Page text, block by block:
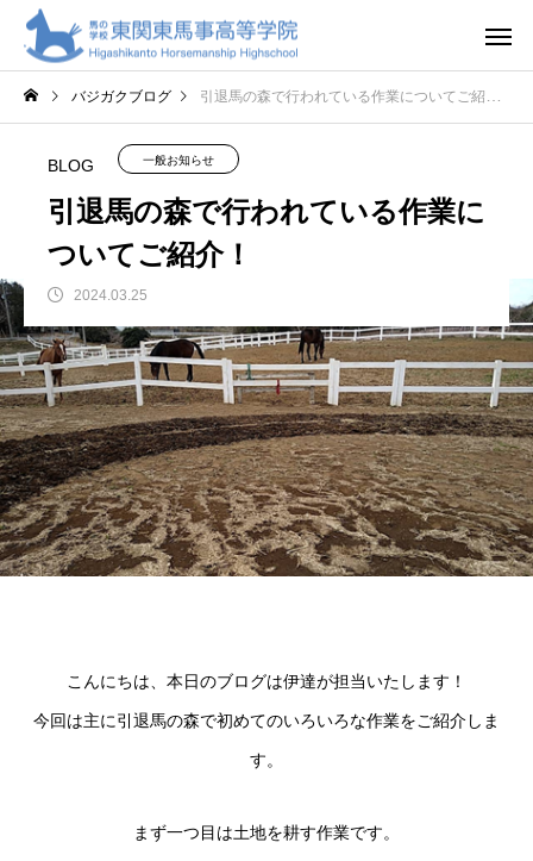
バジガクブログ 引退馬の森で行われている作業についてご紹介！
BLOG 一般お知らせ
引退馬の森で行われている作業に
ついてご紹介！
2024.03.25
こんにちは、本日のブログは伊達が担当いたします！
今回は主に引退馬の森で初めてのいろいろな作業をご紹介しま
す。
まず一つ目は土地を耕す作業です。